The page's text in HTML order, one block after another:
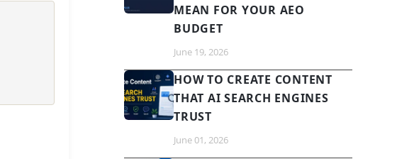
MEAN FOR YOUR AEO
BUDGET
June 19, 2026
HOW TO CREATE CONTENT
THAT AI SEARCH ENGINES
TRUST
June 01, 2026